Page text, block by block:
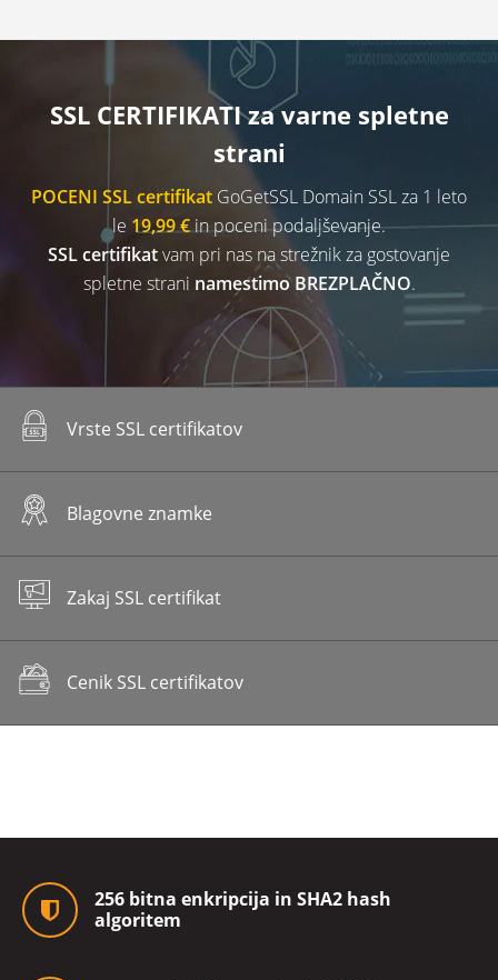
SSL CERTIFIKATI za varne spletne
strani
POCENI SSL certifikat GoGetSSL Domain SSL za 1 leto
le 19,99 €in poceni podaljševanje.
SSL certifikatvam pri nas na strežnik za gostovanje
spletne strani namestimo BREZPLAČNO.
Vrste SSL certifikatov
Blagovne znamke
Zakaj SSL certifikat
Cenik SSL certifikatov
256 bitna enkripcija in SHA2 hash
algoritem